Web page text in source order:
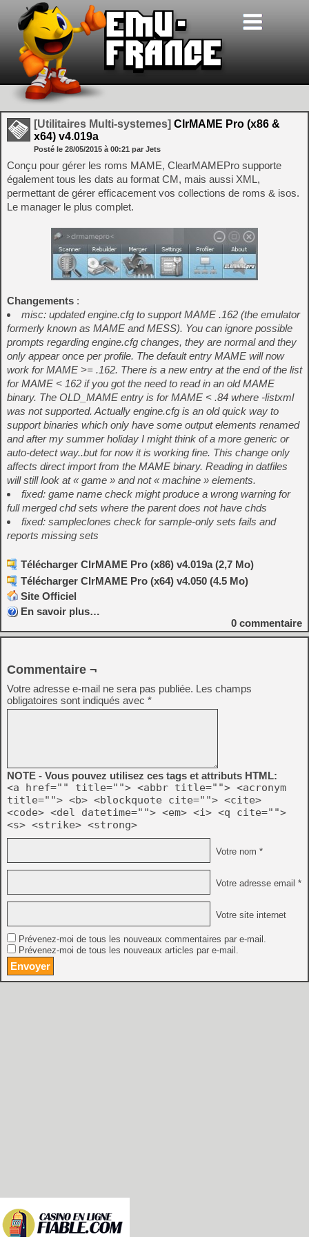
[Utilitaires Multi-systemes] ClrMAME Pro (x86 &
x64) v4.019a
Posté le 28/05/2015 à 00:21 par Jets
Conçu pour gérer les roms MAME, ClearMAMEPro supporte
également tous les dats au format CM, mais aussi XML,
permettant de gérer efficacement vos collections de roms & isos.
Le manager le plus complet.
Changements :
misc: updated engine.cfg to support MAME .162 (the emulator
formerly known as MAME and MESS). You can ignore possible
prompts regarding engine.cfg changes, they are normal and they
only appear once per profile. The default entry MAME will now
work for MAME >= .162. There is a new entry at the end of the list
for MAME < 162 if you got the need to read in an old MAME
binary. The OLD_MAME entry is for MAME < .84 where -listxml
was not supported. Actually engine.cfg is an old quick way to
support binaries which only have some output elements renamed
and after my summer holiday I might think of a more generic or
auto-detect way..but for now it is working fine. This change only
affects direct import from the MAME binary. Reading in datfiles
will still look at « game » and not « machine » elements.
fixed: game name check might produce a wrong warning for
full merged chd sets where the parent does not have chds
fixed: sampleclones check for sample-only sets fails and
reports missing sets
Télécharger ClrMAME Pro (x86) v4.019a (2,7 Mo)
Télécharger ClrMAME Pro (x64) v4.050 (4.5 Mo)
Site Officiel
En savoir plus…
0 commentaire
Commentaire ¬
Votre adresse e-mail ne sera pas publiée. Les champs
obligatoires sont indiqués avec *
NOTE - Vous pouvez utilisez ces tags et attributs HTML:
<a href="" title=""> <abbr title=""> <acronym
title=""> <b> <blockquote cite=""> <cite>
<code> <del datetime=""> <em> <i> <q cite="">
<s> <strike> <strong>
Votre nom *
Votre adresse email *
Votre site internet
Prévenez-moi de tous les nouveaux commentaires par e-mail.
Prévenez-moi de tous les nouveaux articles par e-mail.